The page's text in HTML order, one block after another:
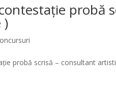
probă
)
probă scrisă – consultant